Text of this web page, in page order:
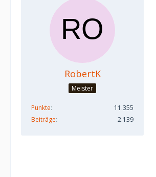
RobertK
Meister
Punkte
11.355
Beiträge
2.139